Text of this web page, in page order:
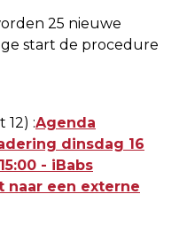
25 nieuwe
start de procedure
12) :Agenda
dinsdag 16
- iBabs
naar een externe